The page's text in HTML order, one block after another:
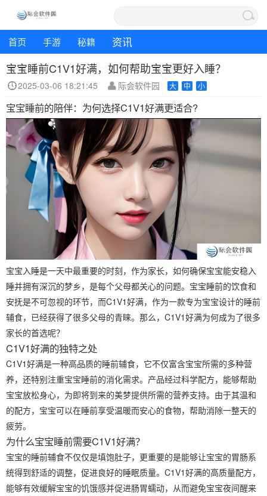
首页 手游 秘籍 资讯
宝宝睡前C1V1好满，如何帮助宝宝更好入睡？
2025-03-06 18:21:45 际会软件园 大 中 小
宝宝睡前的陪伴：为何选择C1V1好满更适合?
宝宝入睡是一天中最重要的时刻，作为家长，如何确保宝宝能安稳入
睡并拥有深沉的梦乡，是每个父母都关心的问题。宝宝睡前的饮食和
安抚是不可忽视的环节，而C1V1好满，作为一款专为宝宝设计的睡前
辅食，已经获得了很多父母的青睐。那么，C1V1好满为何成为了很多
家长的首选呢？
C1V1好满的独特之处
C1V1好满是一种高品质的睡前辅食，它不仅富含宝宝所需的多种营
养，还特别注重宝宝睡前的消化需求。产品经过科学配方，能够帮助
宝宝放松身心，为即将到来的美梦提供所需的营养支持。由于其温和
的配方，宝宝可以在睡前享受温暖而安心的食物，帮助消除一整天的
疲劳。
为什么宝宝睡前需要C1V1好满？
宝宝的睡前辅食不仅仅是填饱肚子，更重要的是能够让宝宝的胃肠系
统得到舒适的调整，促进良好的睡眠质量。C1V1好满的高质量配方，
能够有效缓解宝宝的饥饿感并促进肠胃蠕动，从而避免宝宝夜间醒来